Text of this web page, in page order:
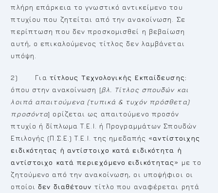
πλήρη επάρκεια το γνωστικό αντικείμενο του
πτυχίου που ζητείται από την ανακοίνωση. Σε
περίπτωση που δεν προσκομισθεί η βεβαίωση
αυτή, ο επικαλούμενος τίτλος δεν λαμβάνεται
υπόψη.
2) Για τίτλους Τεχνολογικής Εκπαίδευσης:
όπου στην ανακοίνωση [βλ. Τίτλος σπουδών και
λοιπά απαιτούμενα (τυπικά & τυχόν πρόσθετα)
προσόντα] ορίζεται ως απαιτούμενο προσόν
πτυχίο ή δίπλωμα Τ.Ε.Ι. ή Προγραμμάτων Σπουδών
Επιλογής (Π.Σ.Ε.) Τ.Ε.Ι. της ημεδαπής «αντίστοιχης
ειδικότητας ή αντίστοιχο κατά ειδικότητα ή
αντίστοιχο κατά περιεχόμενο ειδικότητας» με το
ζητούμενο από την ανακοίνωση, οι υποψήφιοι οι
οποίοιδεν διαθέτουν τίτλο που αναφέρεται ρητά